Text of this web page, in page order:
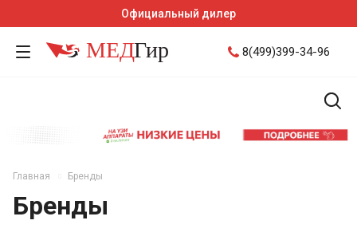
Официальный дилер
8(499)399-34-96
Главная Бренды
Бренды